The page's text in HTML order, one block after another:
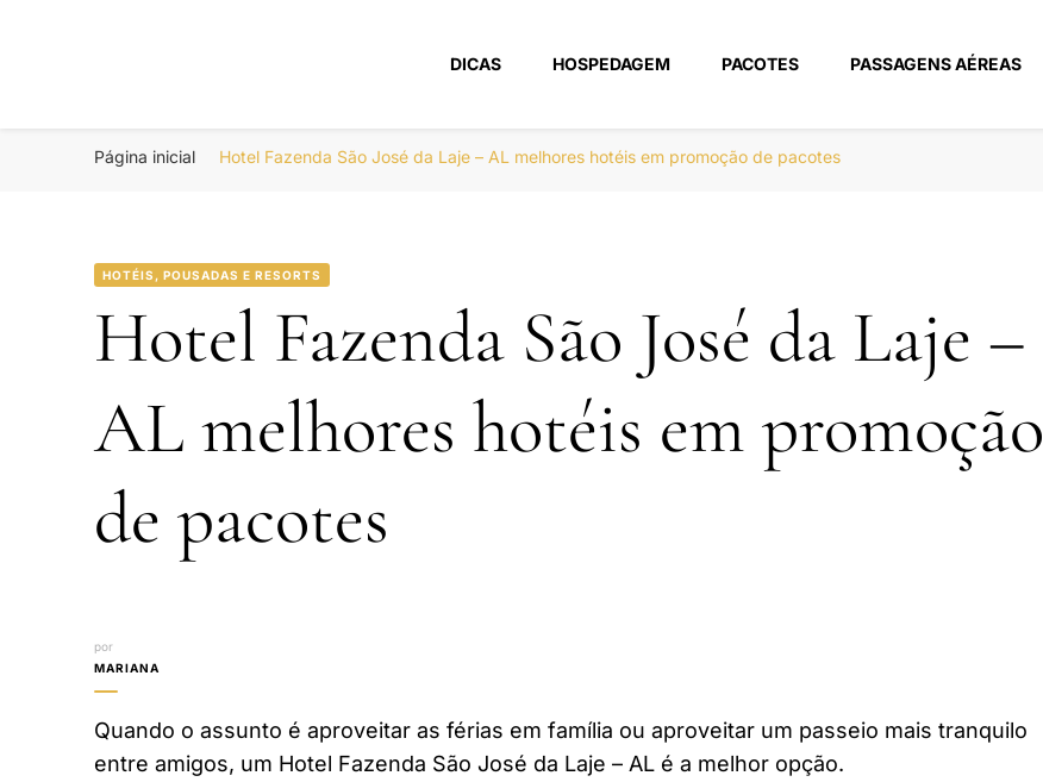
Portal Boa Viagem
DICAS HOSPEDAGEM PACOTES PASSAGENS AÉREAS
Página inicial Hotel Fazenda São José da Laje – AL melhores hotéis em promoção de pacotes
HOTÉIS, POUSADAS E RESORTS
Hotel Fazenda São José da Laje –
AL melhores hotéis em promoção
de pacotes
por
MARIANA
Quando o assunto é aproveitar as férias em família ou aproveitar um passeio mais tranquilo
entre amigos, um Hotel Fazenda São José da Laje – AL é a melhor opção.